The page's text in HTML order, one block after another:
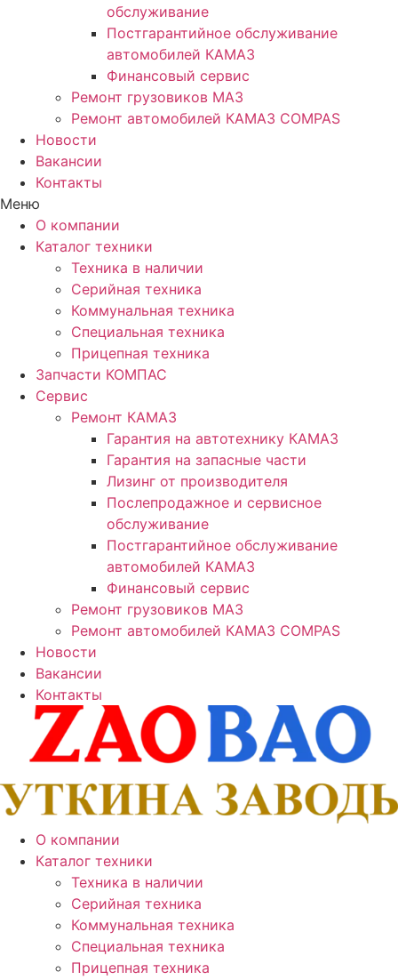
обслуживание
Постгарантийное обслуживание
автомобилей КАМАЗ
Финансовый сервис
Ремонт грузовиков МАЗ
Ремонт автомобилей КАМАЗ COMPAS
Новости
Вакансии
Контакты
Меню
О компании
Каталог техники
Техника в наличии
Серийная техника
Коммунальная техника
Специальная техника
Прицепная техника
Запчасти КОМПАС
Сервис
Ремонт КАМАЗ
Гарантия на автотехнику КАМАЗ
Гарантия на запасные части
Лизинг от производителя
Послепродажное и сервисное
обслуживание
Постгарантийное обслуживание
автомобилей КАМАЗ
Финансовый сервис
Ремонт грузовиков МАЗ
Ремонт автомобилей КАМАЗ COMPAS
Новости
Вакансии
Контакты
О компании
Каталог техники
Техника в наличии
Серийная техника
Коммунальная техника
Специальная техника
Прицепная техника